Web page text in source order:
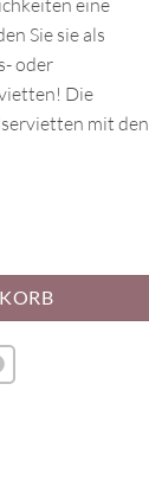
Sie sie als
oder
Die
mit den